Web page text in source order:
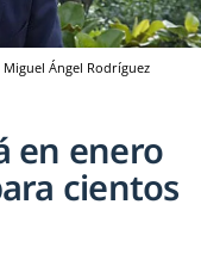
Ángel Rodríguez
en enero
cientos